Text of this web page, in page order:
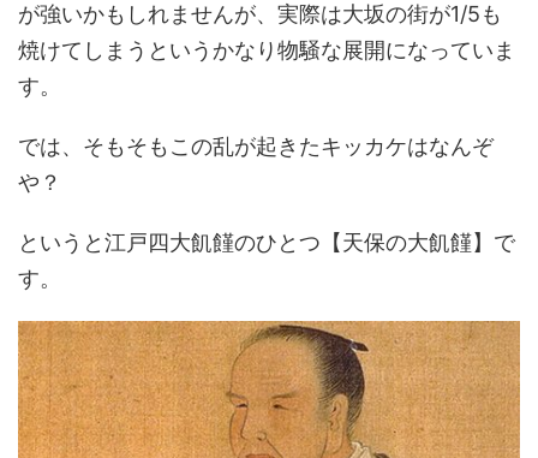
が強いかもしれませんが、実際は大坂の街が1/5も
焼けてしまうというかなり物騒な展開になっていま
す。
では、そもそもこの乱が起きたキッカケはなんぞ
や？
というと江戸四大飢饉のひとつ【天保の大飢饉】で
す。